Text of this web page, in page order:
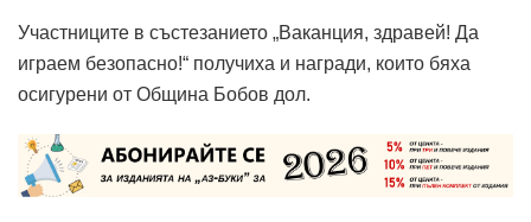
Участниците в състезанието „Ваканция, здравей! Да
играем безопасно!“ получиха и награди, които бяха
осигурени от Община Бобов дол.